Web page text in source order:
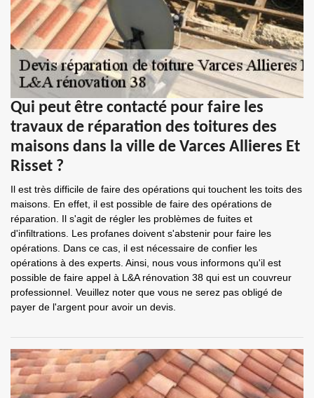
Qui peut être contacté pour faire les
travaux de réparation des toitures des
maisons dans la ville de Varces Allieres Et
Risset ?
Il est très difficile de faire des opérations qui touchent les toits des
maisons. En effet, il est possible de faire des opérations de
réparation. Il s'agit de régler les problèmes de fuites et
d'infiltrations. Les profanes doivent s'abstenir pour faire les
opérations. Dans ce cas, il est nécessaire de confier les
opérations à des experts. Ainsi, nous vous informons qu'il est
possible de faire appel à L&A rénovation 38 qui est un couvreur
professionnel. Veuillez noter que vous ne serez pas obligé de
payer de l'argent pour avoir un devis.